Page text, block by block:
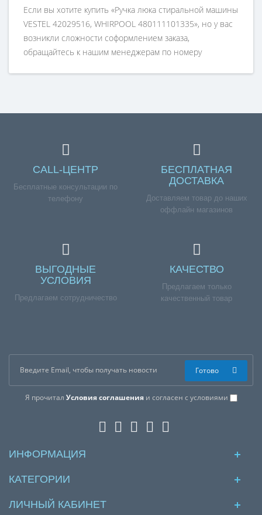
Если вы хотите купить «Ручка люка стиральной машины
VESTEL 42029516, WHIRPOOL 480111101335», но у вас
возникли сложности соформлением заказа,
обращайтесь к нашим менеджерам по номеру
CALL-ЦЕНТР
Бесплатные консультации по
телефону
БЕСПЛАТНАЯ
ДОСТАВКА
Доставляем товар до наших
оффлайн магазинов
ВЫГОДНЫЕ
УСЛОВИЯ
Предлагаем сотрудничество
КАЧЕСТВО
Предлагаем только
качественный товар
Я прочитал Условия соглашенияи согласен с условиями
Готово
ИНФОРМАЦИЯ
КАТЕГОРИИ
ЛИЧНЫЙ КАБИНЕТ